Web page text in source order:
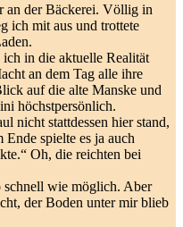
an der Bäckerei. Völlig in
ich mit aus und trottete
in die aktuelle Realität
an dem Tag alle ihre
auf die alte Manske und
höchstpersönlich.
nicht stattdessen hier stand,
spielte es ja auch
Oh, die reichten bei
wie möglich. Aber
der Boden unter mir blieb